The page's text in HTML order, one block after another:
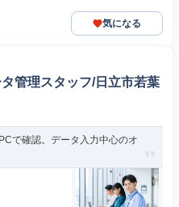
気になる
管理スタッフ/日立市若葉
で確認。データ入力中心のオ